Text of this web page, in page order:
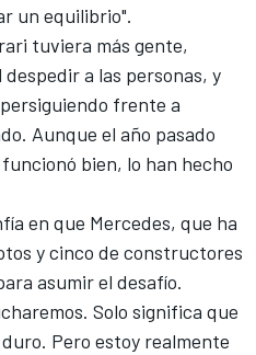
un equilibrio".
tuviera más gente,
despedir a las personas, y
frente a
Aunque el año pasado
bien, lo han hecho
en que Mercedes, que ha
y cinco de constructores
asumir el desafío.
Solo significa que
Pero estoy realmente